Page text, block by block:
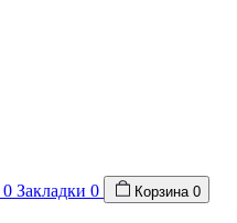
0 Закладки 0 Корзина 0